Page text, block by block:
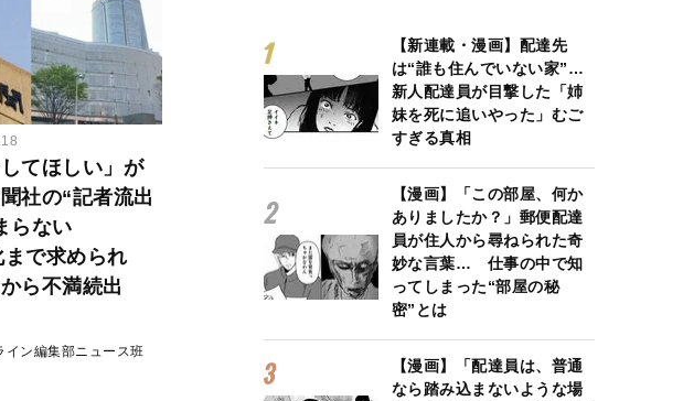
してほしい」が
社の“記者流出
らない
まで求められ
ら不満続出
イン編集部ニュース班
【新連載・漫画】配達先
は“誰も住んでいない家”…
新人配達員が目撃した「姉
妹を死に追いやった」むご
すぎる真相
【漫画】「この部屋、何か
ありましたか？」郵便配達
員が住人から尋ねられた奇
妙な言葉… 仕事の中で知
ってしまった“部屋の秘
密”とは
【漫画】「配達員は、普通
なら踏み込まないような場